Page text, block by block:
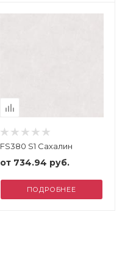
FS380 S1 Сахалин
от 734.94 руб.
ПОДРОБНЕЕ